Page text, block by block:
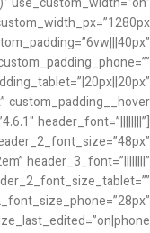
use_custom_width=”on”
header_font=”||||||||”
header_3_font=”||||||||”